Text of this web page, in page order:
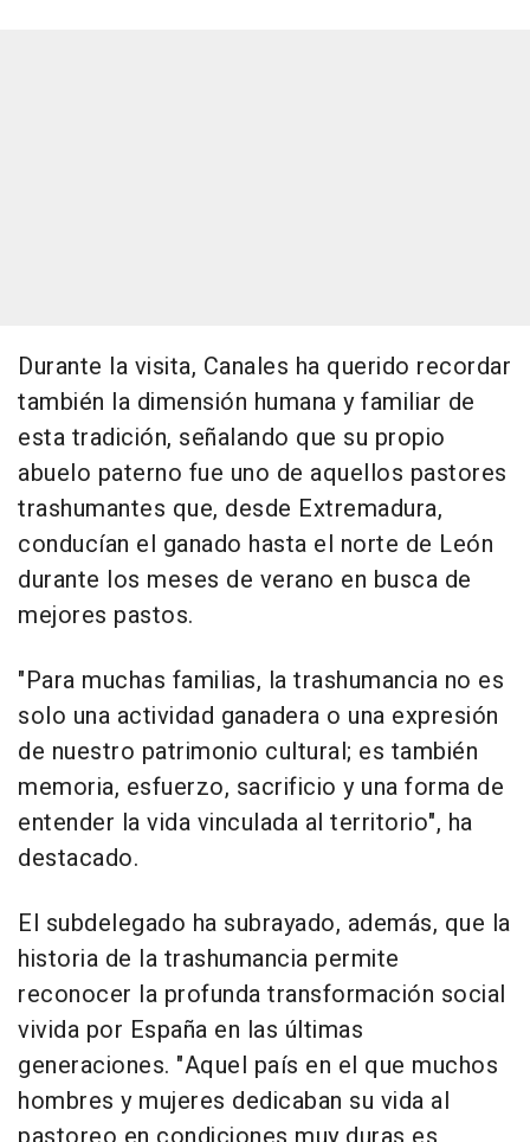
Durante la visita, Canales ha querido recordar
también la dimensión humana y familiar de
esta tradición, señalando que su propio
abuelo paterno fue uno de aquellos pastores
trashumantes que, desde Extremadura,
conducían el ganado hasta el norte de León
durante los meses de verano en busca de
mejores pastos.
"Para muchas familias, la trashumancia no es
solo una actividad ganadera o una expresión
de nuestro patrimonio cultural; es también
memoria, esfuerzo, sacrificio y una forma de
entender la vida vinculada al territorio", ha
destacado.
El subdelegado ha subrayado, además, que la
historia de la trashumancia permite
reconocer la profunda transformación social
vivida por España en las últimas
generaciones. "Aquel país en el que muchos
hombres y mujeres dedicaban su vida al